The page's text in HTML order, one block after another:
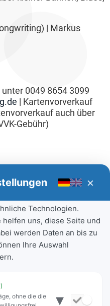
| Markus
0049 8654 3099
| Kartenvorverkauf
auch über
Gebühr)
×
Technologien.
uns, diese Seite und
werden Daten an bis zu
Ihre Auswahl
ohne die die
▾